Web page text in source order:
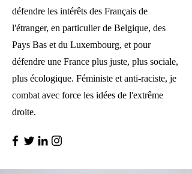
défendre les intérêts des Français de
l'étranger, en particulier de Belgique, des
Pays Bas et du Luxembourg, et pour
défendre une France plus juste, plus sociale,
plus écologique. Féministe et anti-raciste, je
combat avec force les idées de l'extrême
droite. ​